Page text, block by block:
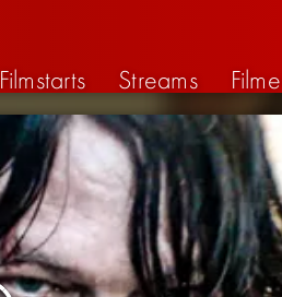
Filmstarts Streams Filme